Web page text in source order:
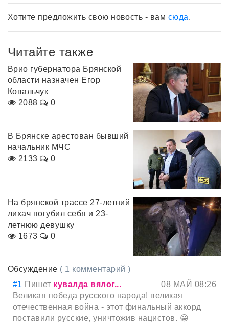
Хотите предложить свою новость - вам сюда.
Читайте также
Врио губернатора Брянской
области назначен Егор
Ковальчук
2088
0
В Брянске арестован бывший
начальник МЧС
2133
0
На брянской трассе 27-летний
лихач погубил себя и 23-
летнюю девушку
1673
0
Обсуждение ( 1 комментарий )
#1 Пишет кувалда вялог...
08 МАЙ 08:26
Великая победа русского народа! великая
отечественная война - этот финальный аккорд
поставили русские, уничтожив нацистов. 😀